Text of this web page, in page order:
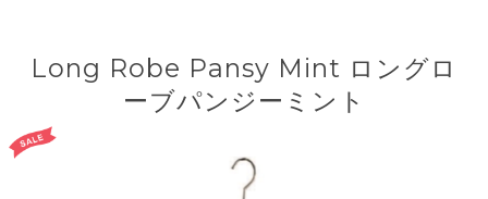
Long Robe Pansy Mint ロングロ
ーブパンジーミント